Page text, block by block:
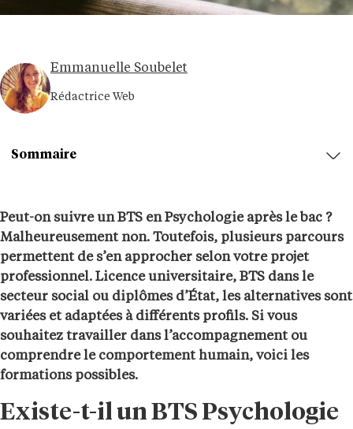
Emmanuelle Soubelet
Rédactrice Web
Peut-on suivre un BTS en Psychologie après le bac ?
Malheureusement non. Toutefois, plusieurs parcours
permettent de s’en approcher selon votre projet
professionnel. Licence universitaire, BTS dans le
secteur social ou diplômes d’État, les alternatives sont
variées et adaptées à différents profils. Si vous
souhaitez travailler dans l’accompagnement ou
comprendre le comportement humain, voici les
formations possibles.
Existe-t-il un BTS Psychologie
Sommaire